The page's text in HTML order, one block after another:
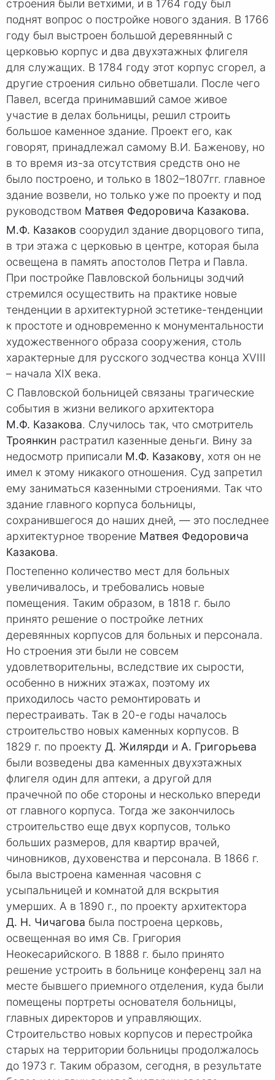
строения были ветхими, и в 1764 году был
поднят вопрос о постройке нового здания. В 1766
году был выстроен большой деревянный с
церковью корпус и два двухэтажных флигеля
для служащих. В 1784 году этот корпус сгорел, а
другие строения сильно обветшали. После чего
Павел, всегда принимавший самое живое
участие в делах больницы, решил строить
большое каменное здание. Проект его, как
говорят, принадлежал самому В.И. Баженову, но
в то время из-за отсутствия средств оно не
было построено, и только в 1802–1807гг. главное
здание возвели, но только уже по проекту и под
руководством Матвея Федоровича Казакова.
М.Ф. Казаков соорудил здание дворцового типа,
в три этажа с церковью в центре, которая была
освещена в память апостолов Петра и Павла.
При постройке Павловской больницы зодчий
стремился осуществить на практике новые
тенденции в архитектурной эстетике-тенденции
к простоте и одновременно к монументальности
художественного образа сооружения, столь
характерные для русского зодчества конца ХVIII
– начала ХIХ века.
С Павловской больницей связаны трагические
события в жизни великого архитектора
М.Ф. Казакова. Случилось так, что смотритель
Троянкин растратил казенные деньги. Вину за
недосмотр приписали М.Ф. Казакову, хотя он не
имел к этому никакого отношения. Суд запретил
ему заниматься казенными строениями. Так что
здание главного корпуса больницы,
сохранившегося до наших дней, — это последнее
архитектурное творение Матвея Федоровича
Казакова.
Постепенно количество мест для больных
увеличивалось, и требовались новые
помещения. Таким образом, в 1818 г. было
принято решение о постройке летних
деревянных корпусов для больных и персонала.
Но строения эти были не совсем
удовлетворительны, вследствие их сырости,
особенно в нижних этажах, поэтому их
приходилось часто ремонтировать и
перестраивать. Так в 20-е годы началось
строительство новых каменных корпусов. В
1829 г. по проекту Д. Жилярди и А. Григорьева
были возведены два каменных двухэтажных
флигеля один для аптеки, а другой для
прачечной по обе стороны и несколько впереди
от главного корпуса. Тогда же закончилось
строительство еще двух корпусов, только
больших размеров, для квартир врачей,
чиновников, духовенства и персонала. В 1866 г.
была выстроена каменная часовня с
усыпальницей и комнатой для вскрытия
умерших. А в 1890 г., по проекту архитектора
Д. Н. Чичагова была построена церковь,
освещенная во имя Св. Григория
Неокесарийского. В 1888 г. было принято
решение устроить в больнице конференц зал на
месте бывшего приемного отделения, куда были
помещены портреты основателя больницы,
главных директоров и управляющих.
Строительство новых корпусов и перестройка
старых на территории больницы продолжалось
до 1973 г. Таким образом, сегодня, в результате